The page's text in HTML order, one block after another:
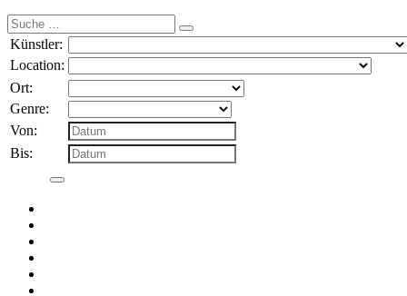
Suche
nach:
Künstler:
Location:
Ort:
Genre:
Von:
Bis: